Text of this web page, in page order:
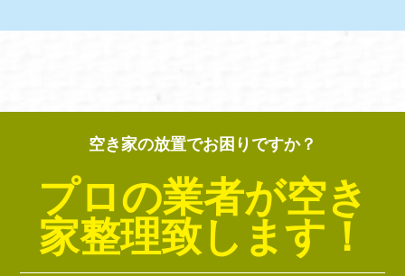
空き家の放置でお困りですか？
プロの業者が空き
家整理致します！